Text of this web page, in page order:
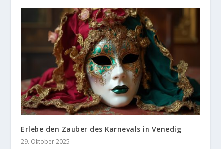
Erlebe den Zauber des Karnevals in Venedig
29. Oktober 2025